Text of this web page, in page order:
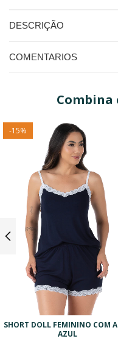
DESCRIÇÃO
COMENTARIOS
Combina
-15%
SHORT DOLL FEMININO COM
AZUL